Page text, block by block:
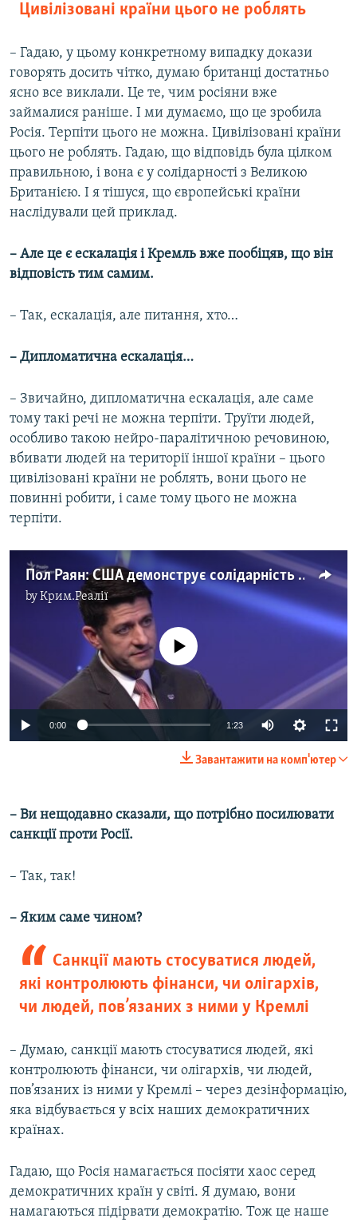
Цивілізовані країни цього не роблять
– Гадаю, у цьому конкретному випадку докази
говорять досить чітко, думаю британці достатньо
ясно все виклали. Це те, чим росіяни вже
займалися раніше. І ми думаємо, що це зробила
Росія. Терпіти цього не можна. Цивілізовані країни
цього не роблять. Гадаю, що відповідь була цілком
правильною, і вона є у солідарності з Великою
Британією. І я тішуся, що європейські країни
наслідували цей приклад.
– Але це є ескалація і Кремль вже пообіцяв, що він
відповість тим самим.
– Так, ескалація, але питання, хто…
– Дипломатична ескалація…
– Звичайно, дипломатична ескалація, але саме
тому такі речі не можна терпіти. Труїти людей,
особливо такою нейро-паралітичною речовиною,
вбивати людей на території іншої країни – цього
цивілізовані країни не роблять, вони цього не
повинні робити, і саме тому цього не можна
терпіти.
Пол Раян: США демонструє солідарність з союзниками (відео)
byКрим.Реалії
No media source currently available
0:00 1:23
Завантажити на комп'ютер
– Ви нещодавно сказали, що потрібно посилювати
санкції проти Росії.
– Так, так!
– Яким саме чином?
Санкції мають стосуватися людей,
які контролюють фінанси, чи олігархів,
чи людей, пов’язаних з ними у Кремлі
– Думаю, санкції мають стосуватися людей, які
контролюють фінанси, чи олігархів, чи людей,
пов’язаних із ними у Кремлі – через дезінформацію,
яка відбувається у всіх наших демократичних
країнах.
Гадаю, що Росія намагається посіяти хаос серед
демократичних країн у світі. Я думаю, вони
намагаються підірвати демократію. Тож це наше